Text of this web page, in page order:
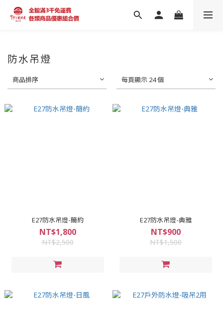
防水吊燈
商品排序 每頁顯示 24 個
E27防水吊燈-簡約
NT$1,800
NT$2,500
E27防水吊燈-典雅
NT$900
NT$1,500